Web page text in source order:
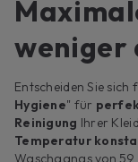
weniger
Entscheiden Sie
Hygiene" für
Reinigung Ihrer
Temperatur
Waschgangs von 59